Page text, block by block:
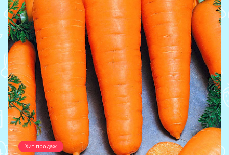
Хит продаж